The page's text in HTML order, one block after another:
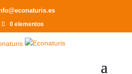
0 elementos